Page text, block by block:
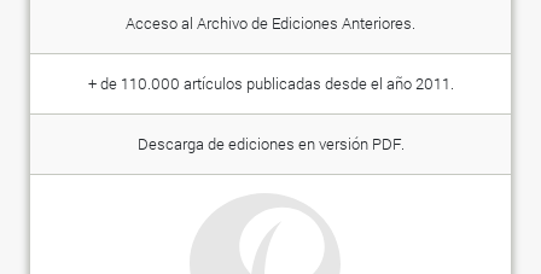
Acceso al Archivo de Ediciones Anteriores.
+ de 110.000 artículos publicadas desde el año 2011.
Descarga de ediciones en versión PDF.